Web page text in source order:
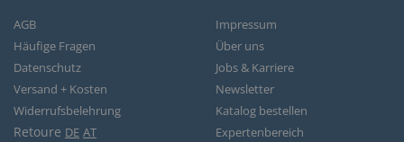
AGB
Häufige Fragen
Datenschutz
Versand + Kosten
Widerrufsbelehrung
Retoure DE AT
Impressum
Über uns
Jobs & Karriere
Newsletter
Katalog bestellen
Expertenbereich